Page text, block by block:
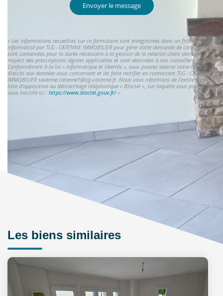
Envoyer le message
« Les informations recueillies sur ce formulaire sont enregistrées dans un fichier
informatisé par TLG - CATENNE IMMOBILIER pour gérer votre demande de contact. Elles
sont conservées pour la durée nécessaire à la gestion de la relation client dans le
respect des prescriptions légales applicables et sont destinées à nos conseillers
Conformément à la loi « informatique et libertés », vous pouvez exercer votre droit
d'accès aux données vous concernant et les faire rectifier en contactant TLG - CATENNE
IMMOBILIER severine.catenne1@tlg-catenne.fr. Nous vous informons de l'existence de la
liste d'opposition au démarchage téléphonique « Bloctel », sur laquelle vous pouvez
vous inscrire ici : https://www.bloctel.gouv.fr/»
Les biens similaires